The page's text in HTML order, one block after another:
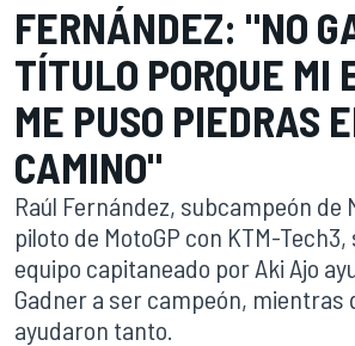
FERNÁNDEZ: "NO
TÍTULO PORQUE MI
ME PUSO PIEDRAS
CAMINO"
Raúl Fernández, subcampeón de
piloto de MotoGP con KTM-
equipo capitaneado por Aki Ajo
Gadner a ser campeón, mientras
ayudaron tanto.